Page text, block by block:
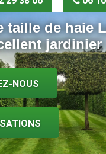
taille de haie
jardinier
NOUS